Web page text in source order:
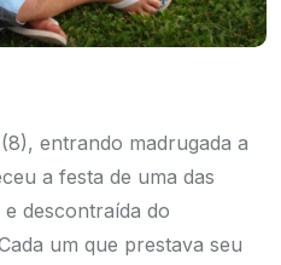
entrando madrugada a
a festa de uma das
descontraída do
um que prestava seu